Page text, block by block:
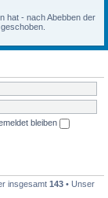
hat - nach Abebben der
bleiben
insgesamt 143 • Unser